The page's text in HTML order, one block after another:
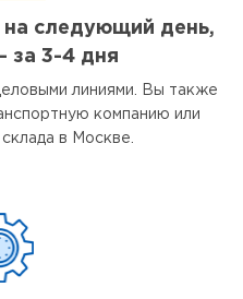
следующий день,
за 3-4 дня
линиями. Вы также
компанию или
в Москве.